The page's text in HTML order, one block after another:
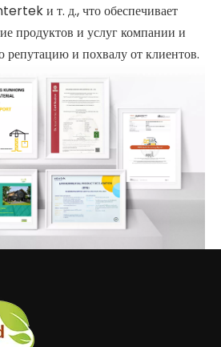
и т. д., что обеспечивает
продуктов и услуг компании и
репутацию и похвалу от клиентов.